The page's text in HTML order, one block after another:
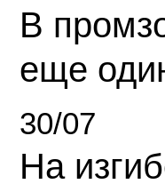
В
еще
30/07
На